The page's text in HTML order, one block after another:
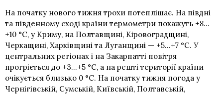
На початку нового тижня трохи потеплішає. На півдні
та південному сході країни термометри покажуть +8…
+10 °С, у Криму, на Полтавщині, Кіровоградщині,
Черкащині, Харківщині та Луганщині — +5…+7 °С. У
центральних регіонах і на Закарпатті повітря
прогріється до +3…+5 °С, а на решті території країни
очікується близько 0 °С. На початку тижня погода у
Чернігівській, Сумській, Київській, Полтавській,